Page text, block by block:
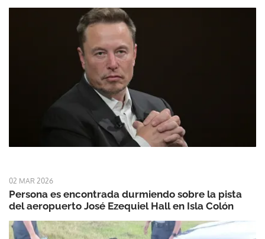
02 MAR 2026
Persona es encontrada durmiendo sobre la pista
del aeropuerto José Ezequiel Hall en Isla Colón